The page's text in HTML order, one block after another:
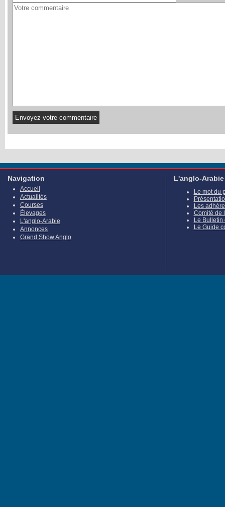
Navigation
Accueil
Actualités
Courses
Élevages
L'anglo-Arabie
Annonces
Grand Show Anglo
L'anglo-Arabie
Le mot du
Les
Comité de
Le Bulletin
Le Guide